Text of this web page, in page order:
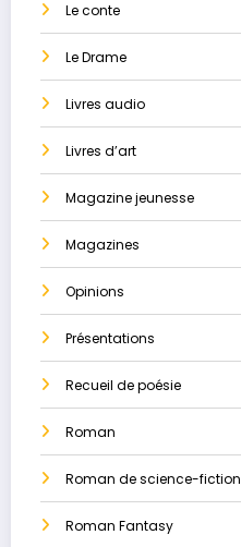
Le conte
Le Drame
Livres audio
Livres d’art
Magazine jeunesse
Magazines
Opinions
Présentations
Recueil de poésie
Roman
Roman de science-fiction
Roman Fantasy